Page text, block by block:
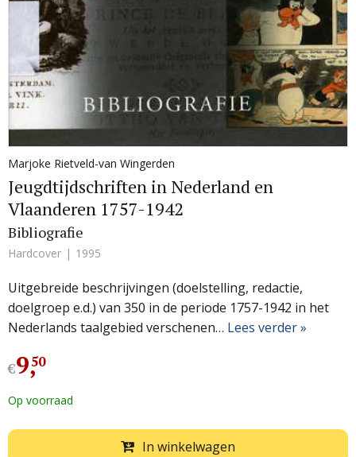
Marjoke Rietveld-van Wingerden
Jeugdtijdschriften in Nederland en
Vlaanderen 1757-1942
Bibliografie
Hardcover 1995
Uitgebreide beschrijvingen (doelstelling, redactie,
doelgroep e.d.) van 350 in de periode 1757-1942 in het
Nederlands taalgebied verschenen… Lees verder »
€9,
50
Op voorraad
In winkelwagen